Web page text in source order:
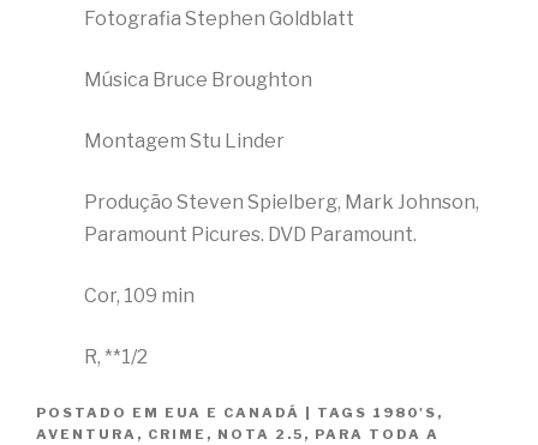
Fotografia Stephen Goldblatt
Música Bruce Broughton
Montagem Stu Linder
Produção Steven Spielberg, Mark Johnson,
Paramount Picures. DVD Paramount.
Cor, 109 min
R, **1/2
POSTADO EM EUA E CANADÁ | TAGS 1980'S ,
AVENTURA , CRIME , NOTA 2.5 , PARA TODA A